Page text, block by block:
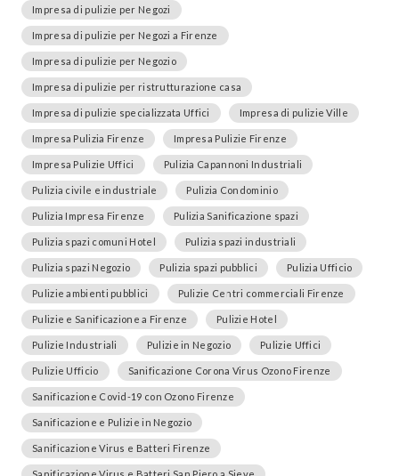
Impresa di pulizie per Negozi
Impresa di pulizie per Negozi a Firenze
Impresa di pulizie per Negozio
Impresa di pulizie per ristrutturazione casa
Impresa di pulizie specializzata Uffici Impresa di pulizie Ville
Impresa Pulizia Firenze Impresa Pulizie Firenze
Impresa Pulizie Uffici Pulizia Capannoni Industriali
Pulizia civile e industriale Pulizia Condominio
Pulizia Impresa Firenze Pulizia Sanificazione spazi
Pulizia spazi comuni Hotel Pulizia spazi industriali
Pulizia spazi Negozio Pulizia spazi pubblici Pulizia Ufficio
Pulizie ambienti pubblici Pulizie Centri commerciali Firenze
Pulizie e Sanificazione a Firenze Pulizie Hotel
Pulizie Industriali Pulizie in Negozio Pulizie Uffici
Pulizie Ufficio Sanificazione Corona Virus Ozono Firenze
Sanificazione Covid-19 con Ozono Firenze
Sanificazione e Pulizie in Negozio
Sanificazione Virus e Batteri Firenze